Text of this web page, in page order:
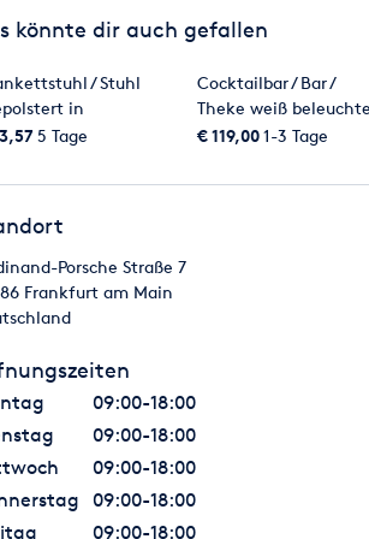
könnte dir auch gefallen
/ Stuhl
in
LEONARDO
5 Tage
Cocktailbar / Bar /
Theke weiß
rund SNAKE
€ 119,001-3 Tage
Porsche Straße 7
Frankfurt am Main
09:00-18:00
09:00-18:00
09:00-18:00
09:00-18:00
09:00-18:00